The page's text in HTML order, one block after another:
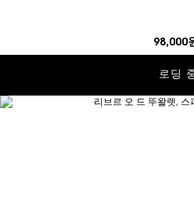
98,000
로딩